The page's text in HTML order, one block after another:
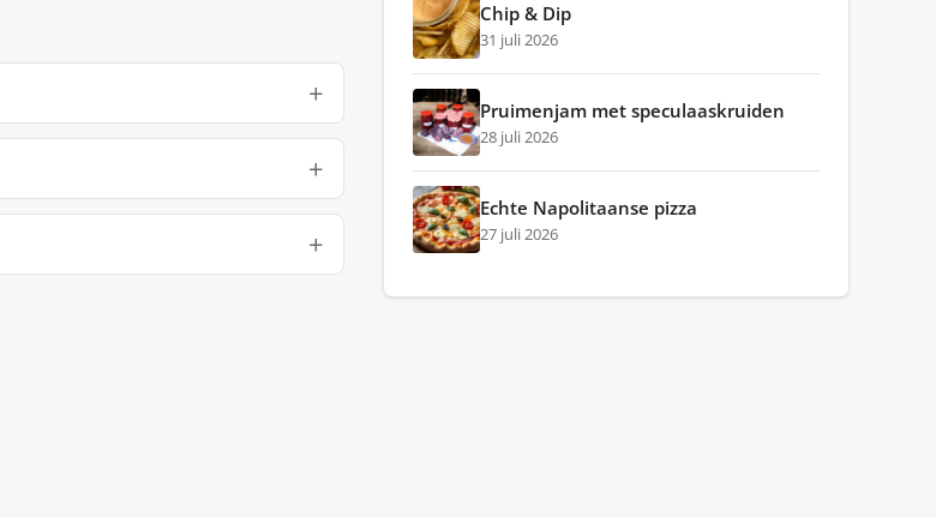
Chip & Dip
31 juli 2026
Pruimenjam met speculaaskruiden
28 juli 2026
Echte Napolitaanse pizza
27 juli 2026